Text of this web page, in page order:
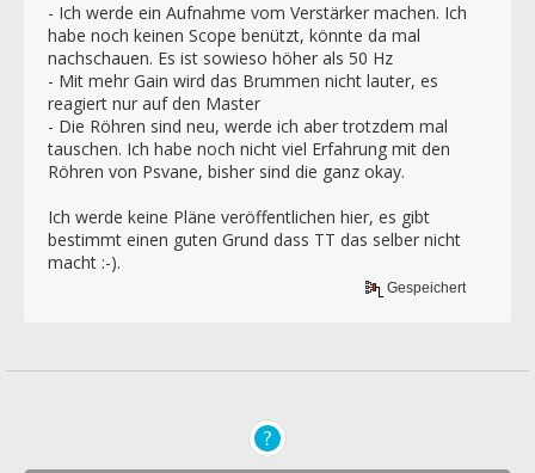
- Ich werde ein Aufnahme vom Verstärker machen. Ich
habe noch keinen Scope benützt, könnte da mal
nachschauen. Es ist sowieso höher als 50 Hz
- Mit mehr Gain wird das Brummen nicht lauter, es
reagiert nur auf den Master
- Die Röhren sind neu, werde ich aber trotzdem mal
tauschen. Ich habe noch nicht viel Erfahrung mit den
Röhren von Psvane, bisher sind die ganz okay.
Ich werde keine Pläne veröffentlichen hier, es gibt
bestimmt einen guten Grund dass TT das selber nicht
macht :-).
Gespeichert